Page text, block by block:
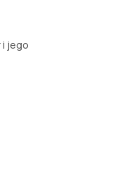
i jego